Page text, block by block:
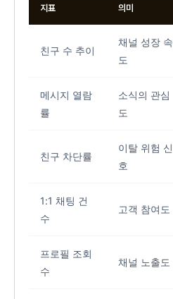
지표 의미
친구 수 추이
채널 성장 속
도
메시지 열람
률
소식의 관심
도
친구 차단률
이탈 위험 신
호
1:1 채팅 건
수
고객 참여도
프로필 조회
수
채널 노출도